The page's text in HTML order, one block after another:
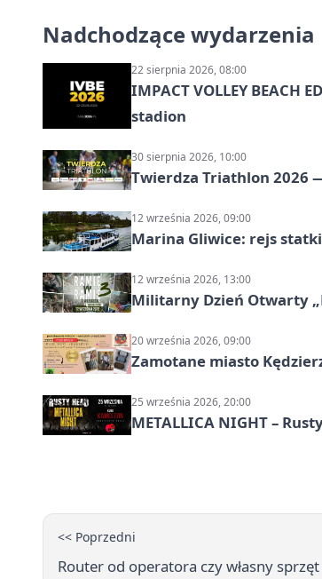
Nadchodzące wydarzenia
22 sierpnia 2026, 08:00
IMPACT VOLLEY BEACH
stadion
30 sierpnia 2026, 10:00
Twierdza Triathlon 2026
12 września 2026, 09:00
Marina Gliwice: rejs
12 września 2026, 13:00
Militarny Dzień Otwarty
20 września 2026, 09:00
Zamotane miasto
25 września 2026, 20:00
METALLICA NIGHT –
<< Poprzedni
Router od operatora czy własny sprzęt